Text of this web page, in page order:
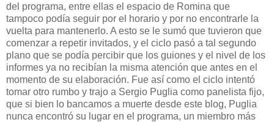
del programa, entre ellas el espacio de Romina que
tampoco podía seguir por el horario y por no encontrarle la
vuelta para mantenerlo. A esto se le sumó que tuvieron que
comenzar a repetir invitados, y el ciclo pasó a tal segundo
plano que se podía percibir que los guiones y el nivel de los
informes ya no recibían la misma atención que antes en el
momento de su elaboración. Fue así como el ciclo intentó
tomar otro rumbo y trajo a Sergio Puglia como panelista fijo,
que si bien lo bancamos a muerte desde este blog, Puglia
nunca encontró su lugar en el programa, un miembro más